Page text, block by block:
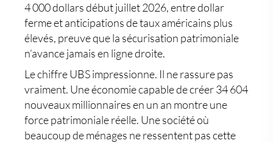
4 000 dollars début juillet 2026, entre dollar
ferme et anticipations de taux américains plus
élevés, preuve que la sécurisation patrimoniale
n’avance jamais en ligne droite.
Le chiffre UBS impressionne. Il ne rassure pas
vraiment. Une économie capable de créer 34 604
nouveaux millionnaires en un an montre une
force patrimoniale réelle. Une société où
beaucoup de ménages ne ressentent pas cette